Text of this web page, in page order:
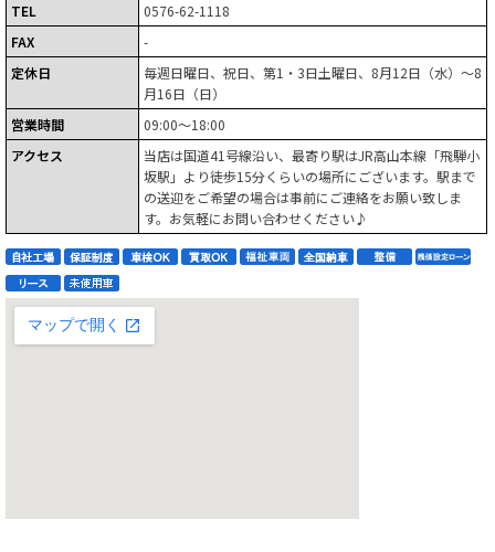
TEL
0576-62-1118
FAX
-
定休日
毎週日曜日、祝日、第1・3日土曜日、8月12日（水）～8
月16日（日）
営業時間
09:00～18:00
アクセス
当店は国道41号線沿い、最寄り駅はJR高山本線「飛騨小
坂駅」より徒歩15分くらいの場所にございます。駅まで
の送迎をご希望の場合は事前にご連絡をお願い致しま
す。お気軽にお問い合わせください♪